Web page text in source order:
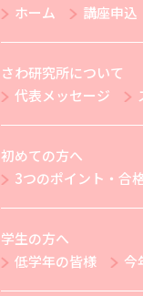
ホーム 講座申込
さわ研究所について
代表メッセージ
初めての方へ
3つのポイント・合
学生の方へ
低学年の皆様
今